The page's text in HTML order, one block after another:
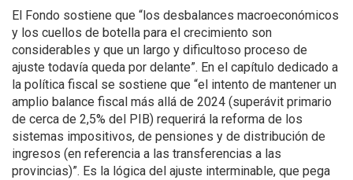
El Fondo sostiene que “los desbalances macroeconómicos
y los cuellos de botella para el crecimiento son
considerables y que un largo y dificultoso proceso de
ajuste todavía queda por delante”. En el capítulo dedicado a
la política fiscal se sostiene que “el intento de mantener un
amplio balance fiscal más allá de 2024 (superávit primario
de cerca de 2,5% del PIB) requerirá la reforma de los
sistemas impositivos, de pensiones y de distribución de
ingresos (en referencia a las transferencias a las
provincias)”. Es la lógica del ajuste interminable, que pega